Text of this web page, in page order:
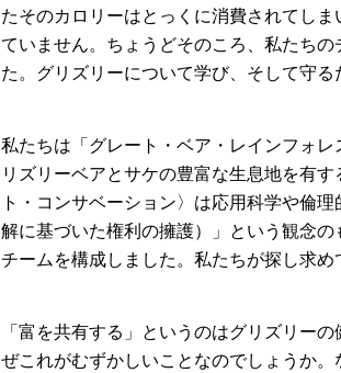
たそのカロリーはとっくに消費されてし
ていません。ちょうどそのころ、私たち
た。グリズリーについて学び、そして守る
私たちは「グレート・ベア・レインフォ
リズリーベアとサケの豊富な生息地を有
ト・コンサベーション〉は応用科学や倫
解に基づいた権利の擁護）」という観念
チームを構成しました。私たちが探し求め
「富を共有する」というのはグリズリー
ぜこれがむずかしいことなのでしょうか